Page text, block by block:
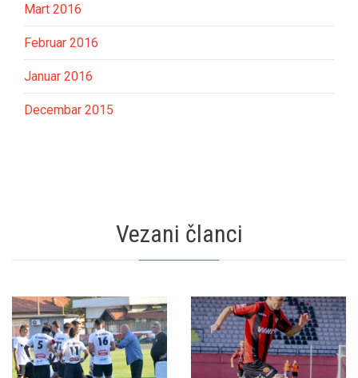
Mart 2016
Februar 2016
Januar 2016
Decembar 2015
Vezani članci